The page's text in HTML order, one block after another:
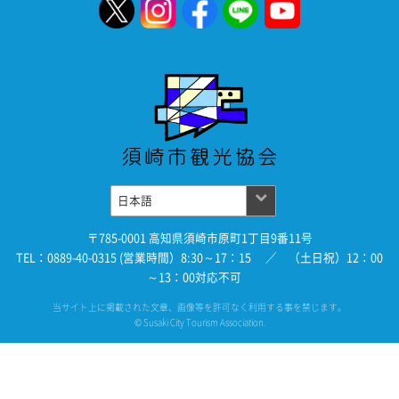
〒785-0001 高知県須崎市原町1丁目9番11号
TEL：0889-40-0315 (営業時間）8:30～17：15 ／ （土日祝）12：00
～13：00対応不可
当サイト上に掲載された文章、画像等を許可なく利用する事を禁じます。
© Susaki City Tourism Association.